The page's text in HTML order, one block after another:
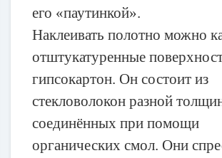
его «паутинкой».
Наклеивать полотно можно
отштукатуренные
гипсокартон. Он состоит из
стекловолокон разной
соединённых при помощи
органических смол. Они